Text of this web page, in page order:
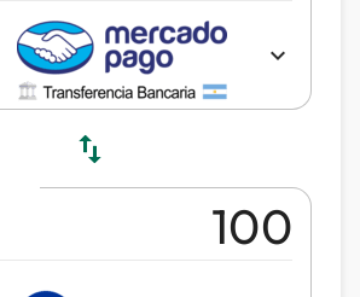
expand_more
swap_vert